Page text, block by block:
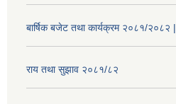
बार्षिक बजेट तथा कार्यक्रम २०८१/२०८२ |
राय तथा सुझाव २०८१/८२